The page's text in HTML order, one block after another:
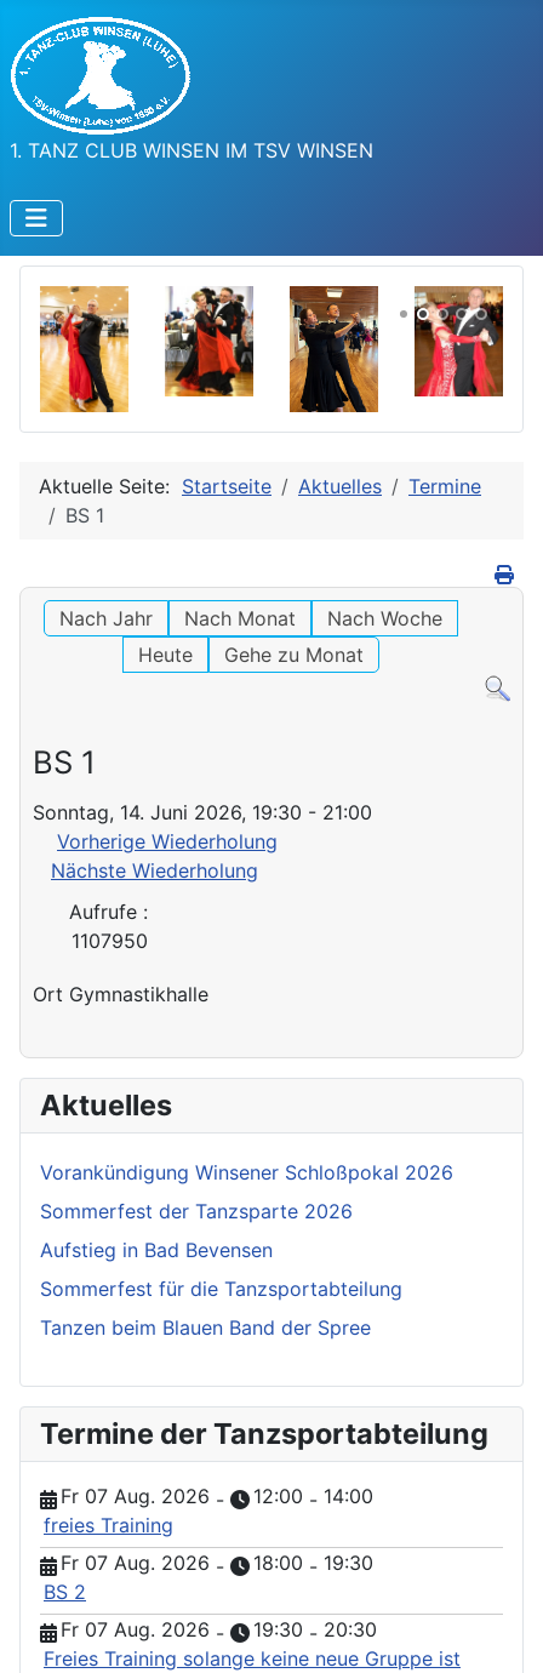
1. TANZ CLUB WINSEN IM TSV WINSEN
Aktuelle Seite: Startseite Aktuelles
Termine
BS 1
Nach Jahr Nach Monat
Nach Woche
Heute
Gehe zu Monat
BS 1
Sonntag, 14. Juni 2026, 19:30 - 21:00
Vorherige Wiederholung
Nächste Wiederholung
Aufrufe:
1107950
Ort Gymnastikhalle
Aktuelles
Vorankündigung Winsener Schloßpokal 2026
Sommerfest der Tanzsparte 2026
Aufstieg in Bad Bevensen
Sommerfest für die Tanzsportabteilung
Tanzen beim Blauen Band der Spree
Termine der Tanzsportabteilung
Fr 07 Aug. 2026 - 12:00 - 14:00
freies Training
Fr 07 Aug. 2026 - 18:00 - 19:30
BS 2
Fr 07 Aug. 2026 - 19:30 - 20:30
Freies Training solange keine neue Gruppe ist